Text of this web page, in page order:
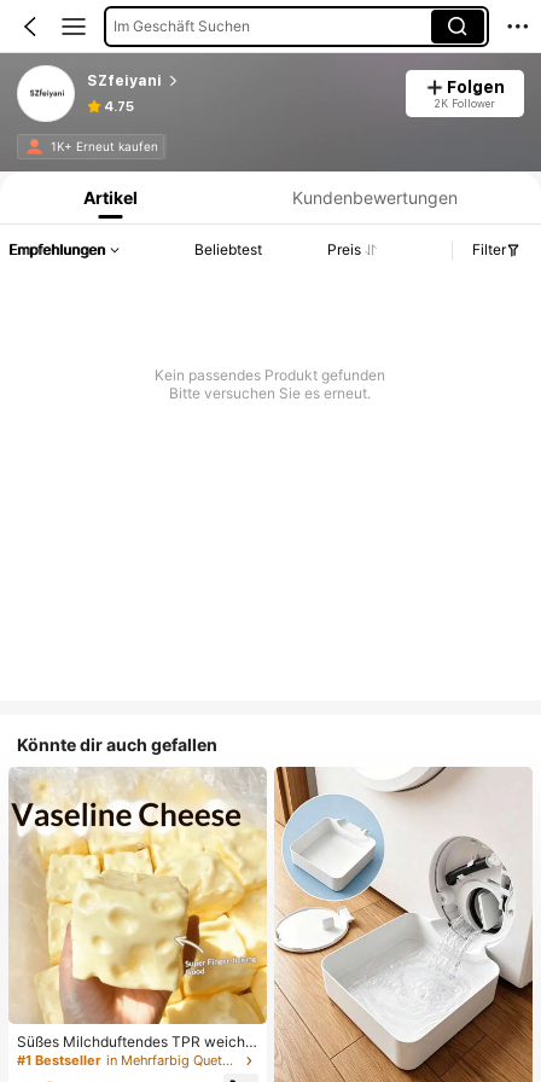
Im Geschäft Suchen
SZfeiyani
4.75
Folgen
2K Follower
1K+ Erneut kaufen
Produktinformation: Preisangabe, Verkaufs- und Lagerbestandsdetails.
Artikel Kundenbewertungen
Empfehlungen Beliebtest Preis Filter
Kein passendes Produkt gefunden
Bitte versuchen Sie es erneut.
Könnte dir auch gefallen
Süßes Milchduftendes TPR weiche
s quetschbares Dumpling-förmiges
Stressabbau-Spielzeug, 5cm niedli
#1 Bestseller in Mehrfarbig Quetschspielzeug für Teenager